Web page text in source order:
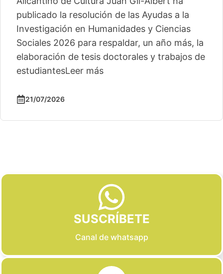
publicado la resolución de las Ayudas a la
Investigación en Humanidades y Ciencias
Sociales 2026 para respaldar, un año más, la
elaboración de tesis doctorales y trabajos de
estudiantesLeer más
21/07/2026
SUSCRÍBETE
Canal de whatsapp